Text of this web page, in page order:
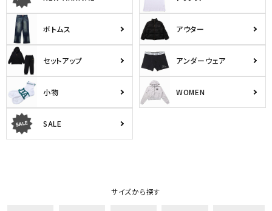
ボトムス アウター
セットアップ アンダーウェア
小物 WOMEN
SALE
サイズから探す